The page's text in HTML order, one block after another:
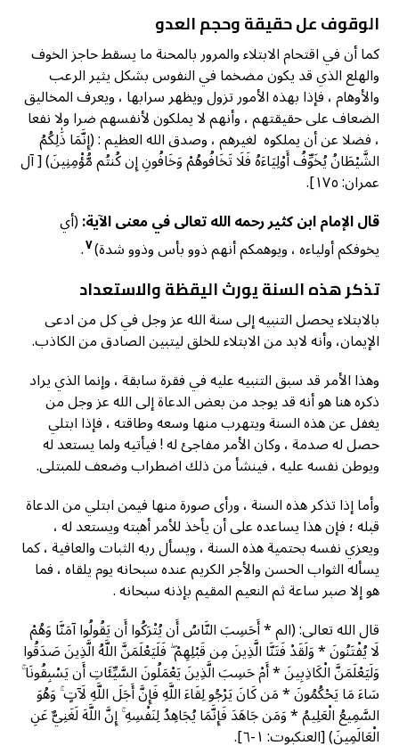
الوقوف عل حقيقة وحجم العدو
كما أن في اقتحام الابتلاء والمرور بالمحنة ما يسقط حاجز الخوف
والهلع الذي قد يكون مضخما في النفوس بشكل يثير الرعب
والأوهام ، فإذا بهذه الأمور تزول ويظهر سرابها ، ويعرف المخاليق
الضعاف على حقيقتهم ، وأنهم لا يملكون لأنفسهم ضرا ولا نفعا
، فضلا عن أن يملكوه لغيرهم ، وصدق الله العظيم : (إِنَّمَا ذَٰلِكُمُ
الشَّيْطَانُ يُخَوِّفُ أَوْلِيَاءَهُ فَلَا تَخَافُوهُمْ وَخَافُونِ إِن كُنتُم مُّؤْمِنِينَ) [ آل
عمران: ١٧٥].
قال الإمام ابن کثیر رحمه الله تعالى في معنى الآية:(أي
يخوفكم أولياءه ، ويوهمكم أنهم ذوو بأس وذوو شدة)٧.
تذكر هذه السنة يورث اليقظة والاستعداد
بالابتلاء يحصل التنبيه إلى سنة الله عز وجل في كل من ادعى
الإيمان، وأنه لابد من الابتلاء للخلق ليتبين الصادق من الكاذب.
وهذا الأمر قد سبق التنبيه عليه في فقرة سابقة ، وإنما الذي يراد
ذكره هنا هو أنه قد يوجد من بعض الدعاة إلى الله عز وجل من
يغفل عن هذه السنة ويتهرب منها وسعه وطاقته ، فإذا ابتلي
حصل له صدمة ، وكان الأمر مفاجئ له ! فيأتيه ولما يستعد له
ويوطن نفسه عليه ، فينشأ من ذلك اضطراب وضعف للمبتلى.
وأما إذا تذكر هذه السنة ، ورأى صورة منها فيمن ابتلي من الدعاة
قبله ؛ فإن هذا يساعده على أن يأخذ للأمر أهبته ويستعد له ،
ويعزي نفسه بحتمية هذه السنة ، ويسأل ربه الثبات والعافية ، كما
يسأله الثواب الحسن والأجر الكريم عنده سبحانه يوم يلقاه ، فما
هو إلا صبر ساعة ثم النعيم المقيم بإذنه سبحانه .
قال الله تعالى: (الم * أَحَسِبَ النَّاسُ أَن يُتْرَكُوا أَن يَقُولُوا آمَنَّا وَهُمْ
لَا يُفْتَنُونَ * وَلَقَدْ فَتَنَّا الَّذِينَ مِن قَبْلِهِمْ ۖ فَلَيَعْلَمَنَّ اللَّهُ الَّذِينَ صَدَقُوا
وَلَيَعْلَمَنَّ الْكَاذِبِينَ * أَمْ حَسِبَ الَّذِينَ يَعْمَلُونَ السَّيِّئَاتِ أَن يَسْبِقُونَا ۚ
سَاءَ مَا يَحْكُمُونَ * مَن كَانَ يَرْجُو لِقَاءَ اللَّهِ فَإِنَّ أَجَلَ اللَّهِ لَآتٍ ۚ وَهُوَ
السَّمِيعُ الْعَلِيمُ * وَمَن جَاهَدَ فَإِنَّمَا يُجَاهِدُ لِنَفْسِهِ ۚ إِنَّ اللَّهَ لَغَنِيٌّ عَنِ
الْعَالَمِينَ) [العنكبوت: ١-٦].